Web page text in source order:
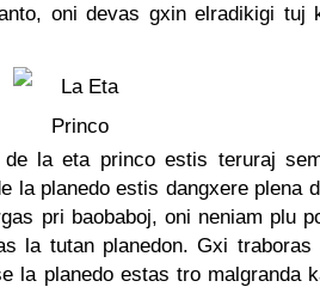
oni devas gxin elradikigi tuj
la eta princo estis teruraj
la planedo estis dangxere plena
pri baobaboj, oni neniam plu
la tutan planedon. Gxi traboras
la planedo estas tro malgranda